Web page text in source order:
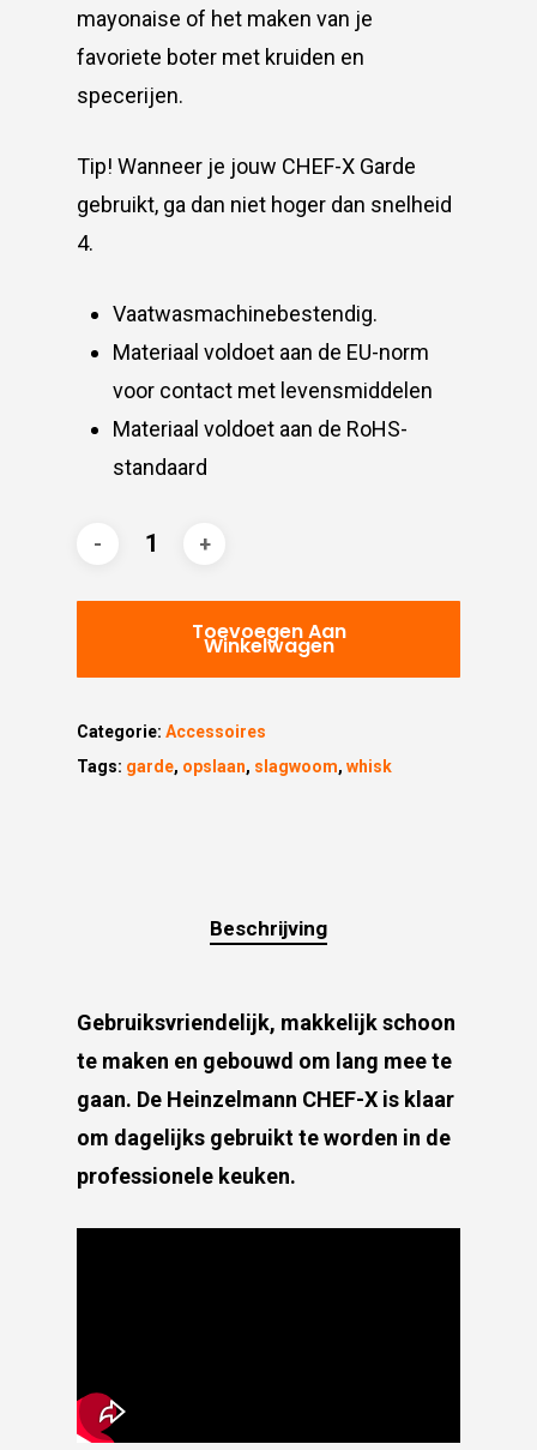
mayonaise of het maken van je
favoriete boter met kruiden en
specerijen.
Tip! Wanneer je jouw CHEF-X Garde
gebruikt, ga dan niet hoger dan snelheid
4.
Vaatwasmachinebestendig.
Materiaal voldoet aan de EU-norm
voor contact met levensmiddelen
Materiaal voldoet aan de RoHS-
standaard
Toevoegen Aan
Winkelwagen
Categorie: Accessoires
Tags: garde, opslaan, slagwoom, whisk
Beschrijving
Gebruiksvriendelijk, makkelijk schoon
te maken en gebouwd om lang mee te
gaan. De Heinzelmann CHEF-X is klaar
om dagelijks gebruikt te worden in de
professionele keuken.